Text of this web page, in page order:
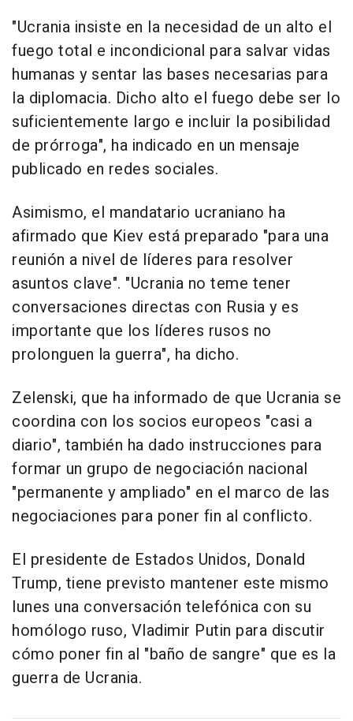
"Ucrania insiste en la necesidad de un alto el
fuego total e incondicional para salvar vidas
humanas y sentar las bases necesarias para
la diplomacia. Dicho alto el fuego debe ser lo
suficientemente largo e incluir la posibilidad
de prórroga", ha indicado en un mensaje
publicado en redes sociales.
Asimismo, el mandatario ucraniano ha
afirmado que Kiev está preparado "para una
reunión a nivel de líderes para resolver
asuntos clave". "Ucrania no teme tener
conversaciones directas con Rusia y es
importante que los líderes rusos no
prolonguen la guerra", ha dicho.
Zelenski, que ha informado de que Ucrania se
coordina con los socios europeos "casi a
diario", también ha dado instrucciones para
formar un grupo de negociación nacional
"permanente y ampliado" en el marco de las
negociaciones para poner fin al conflicto.
El presidente de Estados Unidos, Donald
Trump, tiene previsto mantener este mismo
lunes una conversación telefónica con su
homólogo ruso, Vladimir Putin para discutir
cómo poner fin al "baño de sangre" que es la
guerra de Ucrania.